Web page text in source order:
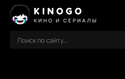
KINOGO
КИНО И СЕРИАЛЫ